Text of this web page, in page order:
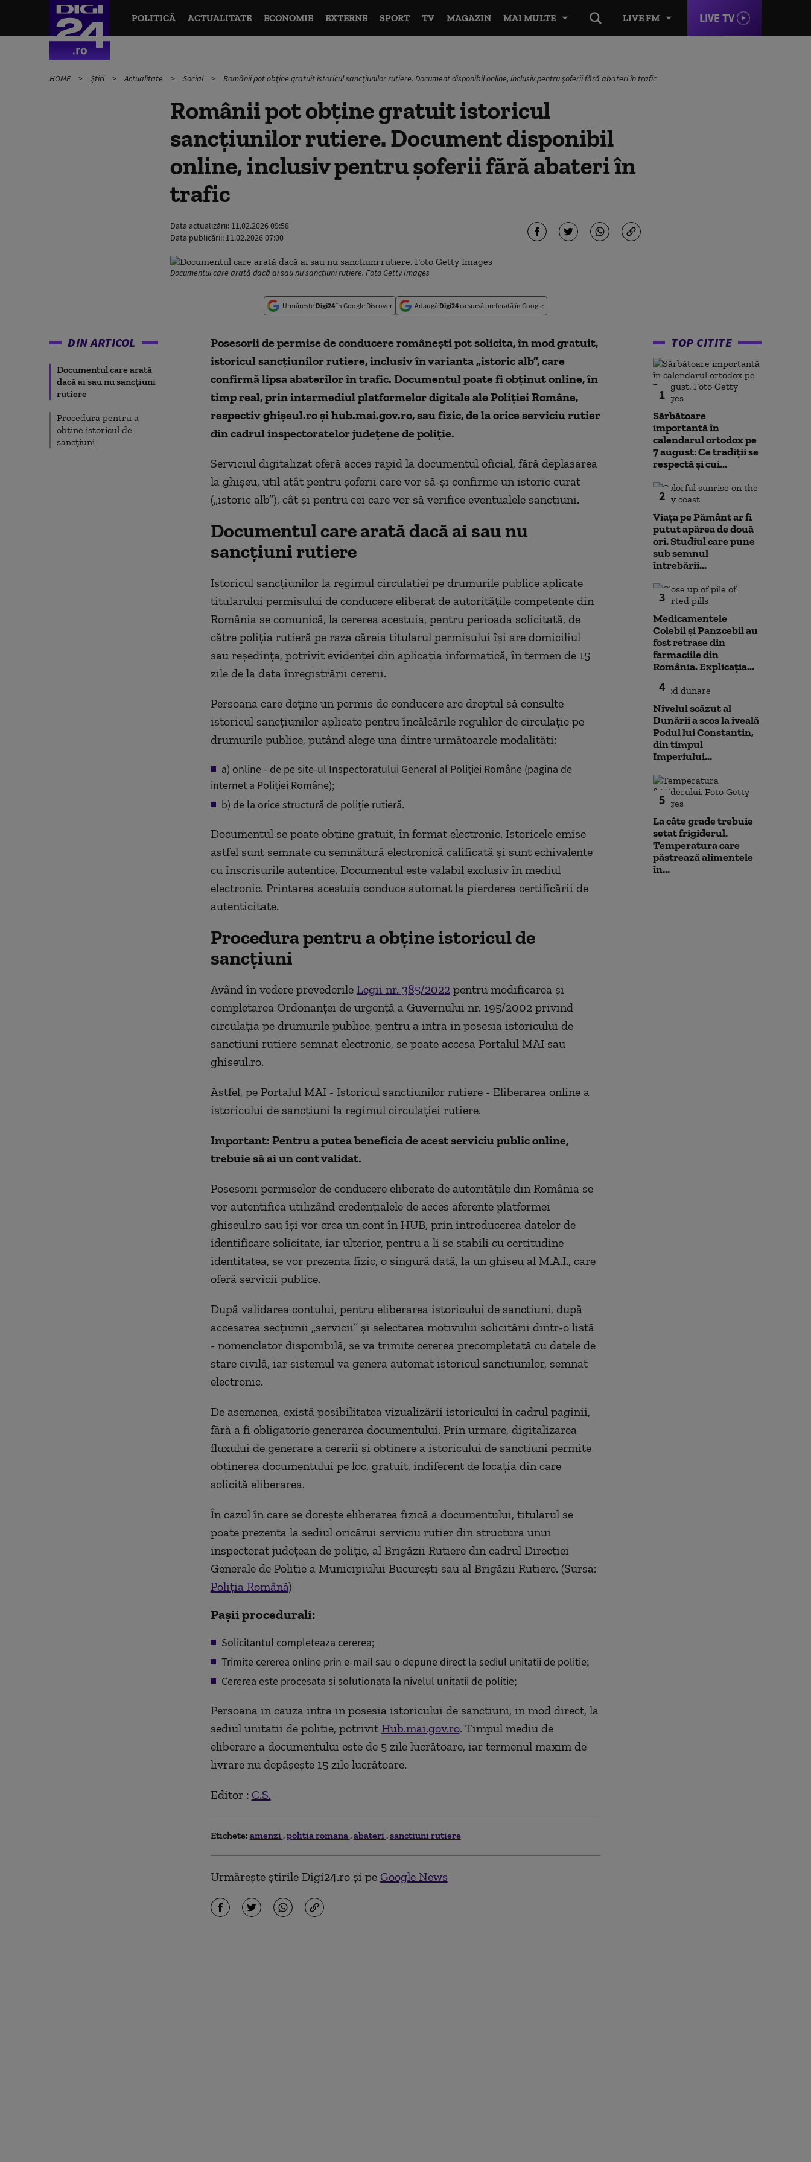
LIVE FM LIVE TV
POLITICĂ ACTUALITATE ECONOMIE EXTERNE SPORT TV MAGAZIN MAI MULTE
HOME Știri Actualitate Social Românii pot obține gratuit istoricul sancțiunilor rutiere. Document disponibil online, inclusiv pentru șoferii fără abateri în trafic
Românii pot obține gratuit istoricul
sancțiunilor rutiere. Document disponibil
online, inclusiv pentru șoferii fără abateri în
trafic
Data actualizării: 11.02.2026 09:58
Data publicării: 11.02.2026 07:00
Documentul care arată dacă ai sau nu sancțiuni rutiere. Foto Getty Images
Urmărește Digi24în Google Discover Adaugă Digi24ca sursă preferată în Google
DIN ARTICOL
Documentul care arată
dacă ai sau nu sancțiuni
rutiere
Procedura pentru a
obține istoricul de
sancțiuni
Posesorii de permise de conducere românești pot solicita, în mod gratuit,
istoricul sancțiunilor rutiere, inclusiv în varianta „istoric alb”, care
confirmă lipsa abaterilor în trafic. Documentul poate fi obținut online, în
timp real, prin intermediul platformelor digitale ale Poliției Române,
respectiv ghișeul.ro și hub.mai.gov.ro, sau fizic, de la orice serviciu rutier
din cadrul inspectoratelor județene de poliție.
Serviciul digitalizat oferă acces rapid la documentul oficial, fără deplasarea
la ghișeu, util atât pentru șoferii care vor să-și confirme un istoric curat
(„istoric alb”), cât și pentru cei care vor să verifice eventualele sancțiuni.
Documentul care arată dacă ai sau nu
sancțiuni rutiere
Istoricul sancțiunilor la regimul circulației pe drumurile publice aplicate
titularului permisului de conducere eliberat de autoritățile competente din
România se comunică, la cererea acestuia, pentru perioada solicitată, de
către poliția rutieră pe raza căreia titularul permisului își are domiciliul
sau reședința, potrivit evidenței din aplicația informatică, în termen de 15
zile de la data înregistrării cererii.
Persoana care deține un permis de conducere are dreptul să consulte
istoricul sancțiunilor aplicate pentru încălcările regulilor de circulație pe
drumurile publice, putând alege una dintre următoarele modalități:
a) online - de pe site-ul Inspectoratului General al Poliției Române (pagina de
internet a Poliției Române);
b) de la orice structură de poliție rutieră.
Documentul se poate obține gratuit, în format electronic. Istoricele emise
astfel sunt semnate cu semnătură electronică calificată și sunt echivalente
cu înscrisurile autentice. Documentul este valabil exclusiv în mediul
electronic. Printarea acestuia conduce automat la pierderea certificării de
autenticitate.
Procedura pentru a obține istoricul de
sancțiuni
Având în vedere prevederile Legii nr. 385/2022pentru modificarea și
completarea Ordonanței de urgență a Guvernului nr. 195/2002 privind
circulația pe drumurile publice, pentru a intra in posesia istoricului de
sancţiuni rutiere semnat electronic, se poate accesa Portalul MAI sau
ghiseul.ro.
Astfel, pe Portalul MAI - Istoricul sancțiunilor rutiere - Eliberarea online a
istoricului de sancțiuni la regimul circulației rutiere.
Important: Pentru a putea beneficia de acest serviciu public online,
trebuie să ai un cont validat.
Posesorii permiselor de conducere eliberate de autoritățile din România se
vor autentifica utilizând credențialele de acces aferente platformei
ghiseul.ro sau își vor crea un cont în HUB, prin introducerea datelor de
identificare solicitate, iar ulterior, pentru a li se stabili cu certitudine
identitatea, se vor prezenta fizic, o singură dată, la un ghișeu al M.A.I., care
oferă servicii publice.
După validarea contului, pentru eliberarea istoricului de sancțiuni, după
accesarea secțiunii „servicii” și selectarea motivului solicitării dintr-o listă
- nomenclator disponibilă, se va trimite cererea precompletată cu datele de
stare civilă, iar sistemul va genera automat istoricul sancțiunilor, semnat
electronic.
De asemenea, există posibilitatea vizualizării istoricului în cadrul paginii,
fără a fi obligatorie generarea documentului. Prin urmare, digitalizarea
fluxului de generare a cererii și obținere a istoricului de sancțiuni permite
obținerea documentului pe loc, gratuit, indiferent de locația din care
solicită eliberarea.
În cazul în care se dorește eliberarea fizică a documentului, titularul se
poate prezenta la sediul oricărui serviciu rutier din structura unui
inspectorat județean de poliție, al Brigăzii Rutiere din cadrul Direcției
Generale de Poliție a Municipiului București sau al Brigăzii Rutiere. (Sursa:
Poliția Română)
Pașii procedurali:
Solicitantul completeaza cererea;
Trimite cererea online prin e-mail sau o depune direct la sediul unitatii de politie;
Cererea este procesata si solutionata la nivelul unitatii de politie;
Persoana in cauza intra in posesia istoricului de sanctiuni, in mod direct, la
sediul unitatii de politie, potrivit Hub.mai.gov.ro. Timpul mediu de
eliberare a documentului este de 5 zile lucrătoare, iar termenul maxim de
livrare nu depășește 15 zile lucrătoare.
Editor : C.S.
Etichete: amenzi politia romana abateri sanctiuni rutiere
Urmărește știrile Digi24.ro și pe Google News
TOP CITITE
1
Sărbătoare
importantă în
calendarul ortodox pe
7 august: Ce tradiții se
respectă și cui...
2
Viața pe Pământ ar fi
putut apărea de două
ori. Studiul care pune
sub semnul
întrebării...
3
Medicamentele
Colebil și Panzcebil au
fost retrase din
farmaciile din
România. Explicația...
4
Nivelul scăzut al
Dunării a scos la iveală
Podul lui Constantin,
din timpul
Imperiului...
5
La câte grade trebuie
setat frigiderul.
Temperatura care
păstrează alimentele
în...